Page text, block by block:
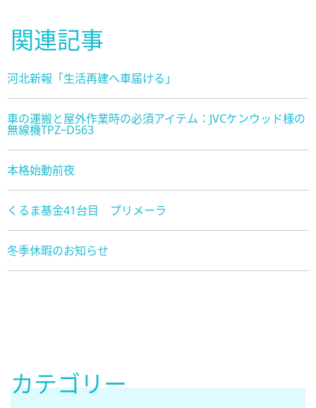
関連記事
河北新報「生活再建へ車届ける」
車の運搬と屋外作業時の必須アイテム：JVCケンウッド様の
無線機TPZｰD563
本格始動前夜
くるま基金41台目 プリメーラ
冬季休暇のお知らせ
カテゴリー